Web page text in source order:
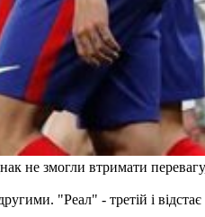
не змогли втримати
"Реал" - третій і